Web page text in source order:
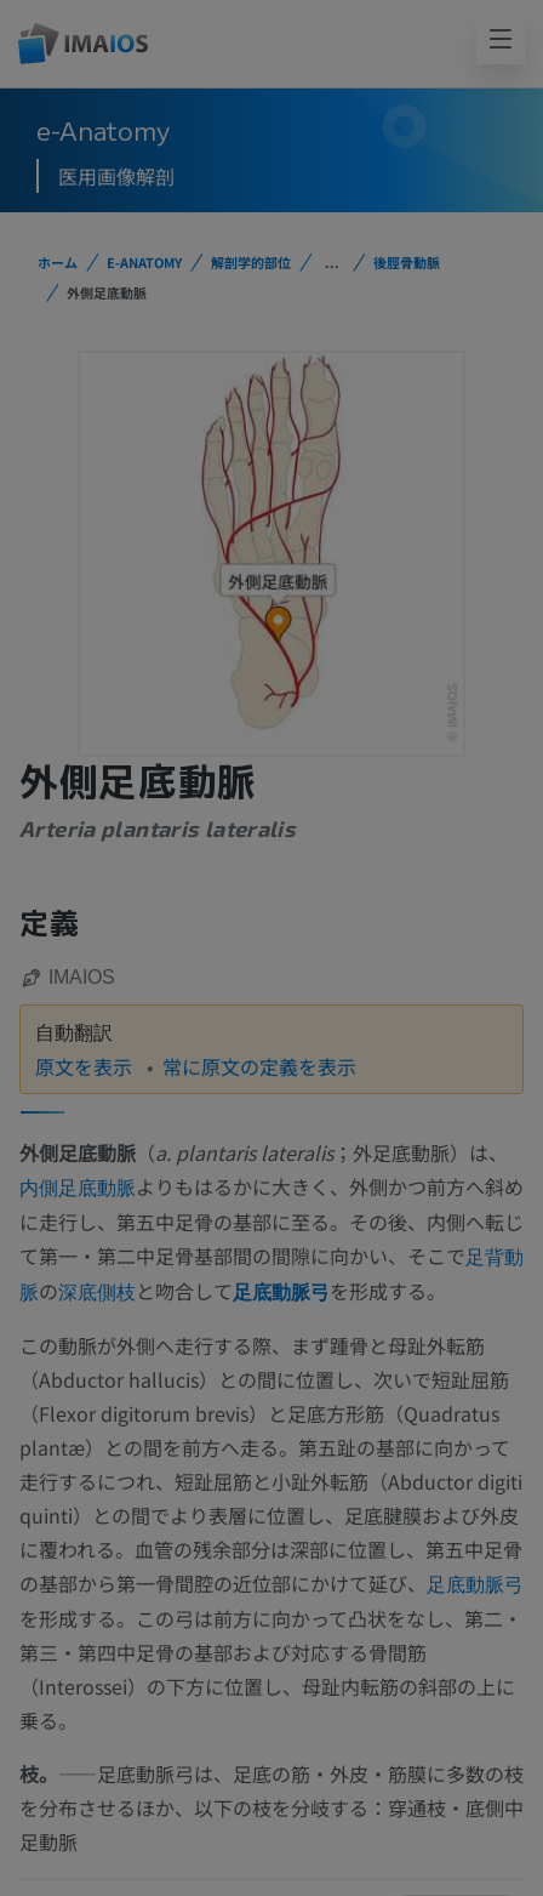
e-Anatomy
医用画像解剖
ホーム E-ANATOMY 解剖学的部位 ...
後脛骨動脈
外側足底動脈
外側足底動脈
Arteria plantaris lateralis
定義
IMAIOS
自動翻訳
原文を表示 常に原文の定義を表示
外側足底動脈 （a. plantaris lateralis；外足底動脈）は、
内側足底動脈よりもはるかに大きく、外側かつ前方へ斜め
に走行し、第五中足骨の基部に至る。その後、内側へ転じ
て第一・第二中足骨基部間の間隙に向かい、そこで足背動
脈の深底側枝と吻合して足底動脈弓を形成する。
この動脈が外側へ走行する際、まず踵骨と母趾外転筋
（Abductor hallucis）との間に位置し、次いで短趾屈筋
（Flexor digitorum brevis）と足底方形筋（Quadratus
plantæ）との間を前方へ走る。第五趾の基部に向かって
走行するにつれ、短趾屈筋と小趾外転筋（Abductor digiti
quinti）との間でより表層に位置し、足底腱膜および外皮
に覆われる。血管の残余部分は深部に位置し、第五中足骨
の基部から第一骨間腔の近位部にかけて延び、 足底動脈弓
を形成する。この弓は前方に向かって凸状をなし、第二・
第三・第四中足骨の基部および対応する骨間筋
（Interossei）の下方に位置し、母趾内転筋の斜部の上に
乗る。
枝。 ——足底動脈弓は、足底の筋・外皮・筋膜に多数の枝
を分布させるほか、以下の枝を分岐する：穿通枝・底側中
足動脈